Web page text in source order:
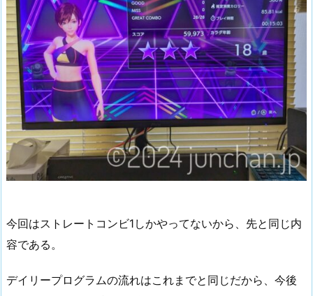
今回はストレートコンビ1しかやってないから、先と同じ内
容である。
デイリープログラムの流れはこれまでと同じだから、今後